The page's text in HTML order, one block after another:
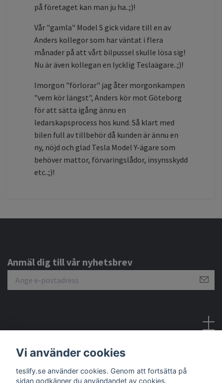
på företaget kan man ju ha..;)!
Vår "gamla" Model S gick vidare till en av
Anders kollegor som har väntat i flera
månader på att vårt bilpussel skulle lösa sig!
Nu är även kollegan en lycklig Teslaägare..;)!
Imorgon "förlorar" jag åter morgonkampen
"vem kör längst", Anders kör mot Göteborg
för att sätta igång ännu en
ledarskapsprocess hos kund. Så klart med
bilen full av tillbehör då kunden är ännu en
ny, nöjd och glad Tesla Model Y-ägare som
behöver mattor, förvaringslådor, insynsskydd
etc..;)!
Anmäl dig till vår nyhetsbrev
Vi använder cookies
teslify.se använder cookies. Genom att fortsätta på
sidan godkänner du användandet av cookies.